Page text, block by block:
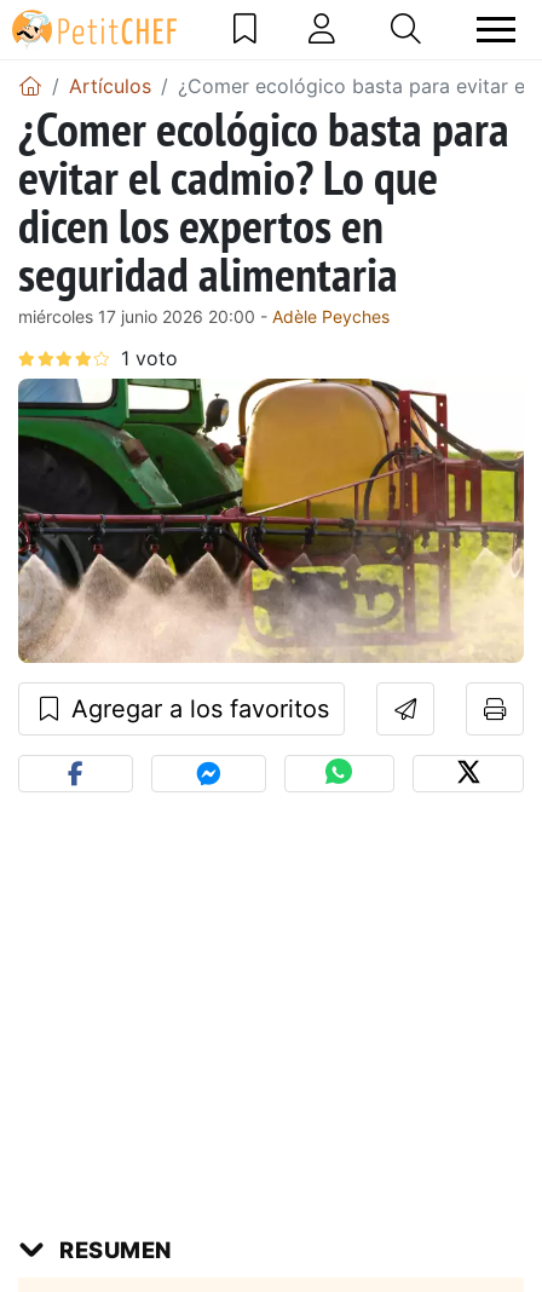
Artículos ¿Comer ecológico basta para evitar el
¿Comer ecológico basta para
evitar el cadmio? Lo que
dicen los expertos en
seguridad alimentaria
miércoles 17 junio 2026 20:00 - Adèle Peyches
Agregar a los favoritos
RESUMEN